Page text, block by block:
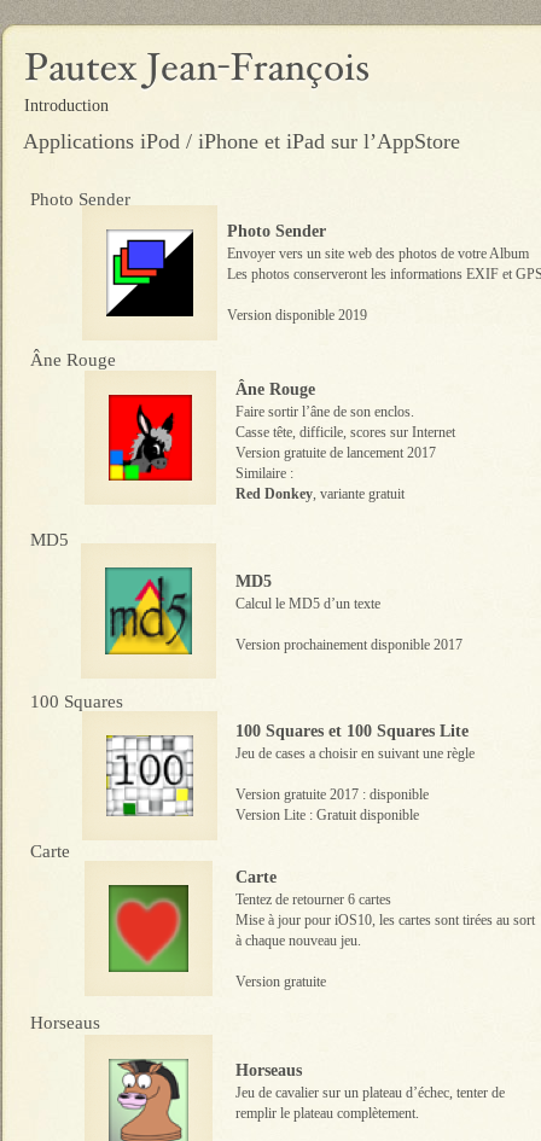
Introduction
Applications iPod / iPhone et iPad sur l’AppStore
Âne Rouge
Faire sortir l’âne de son enclos.
Casse tête, difficile, scores sur Internet
Version gratuite de lancement 2017
Similaire :
Red Donkey, variante gratuit
MD5
100 Squares
Carte
Âne Rouge
MD5
Calcul le MD5 d’un texte
Version prochainement disponible 2017
100 Squares et 100 Squares Lite
Jeu de cases a choisir en suivant une règle
Version gratuite 2017 : disponible
Version Lite : Gratuit disponible
Carte
Tentez de retourner 6 cartes
Mise à jour pour iOS10, les cartes sont tirées au sort
à chaque nouveau jeu.
Version gratuite
Horseaus
Horseaus
Jeu de cavalier sur un plateau d’échec, tenter de
remplir le plateau complètement.
Photo Sender
Photo Sender
Envoyer vers un site web des photos de votre Album
Les photos conserveront les informations EXIF et
Version disponible 2019